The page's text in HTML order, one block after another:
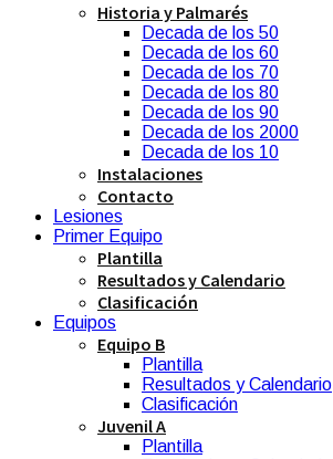
Historia y Palmarés
Decada de los 50
Decada de los 60
Decada de los 70
Decada de los 80
Decada de los 90
Decada de los 2000
Decada de los 10
Instalaciones
Contacto
Lesiones
Primer Equipo
Plantilla
Resultados y Calendario
Clasificación
Equipos
Equipo B
Plantilla
Resultados y Calendario
Clasificación
Juvenil A
Plantilla